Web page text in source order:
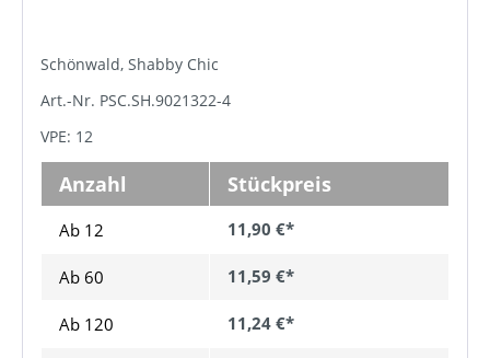
Schönwald, Shabby Chic
Art.-Nr. PSC.SH.9021322-4
VPE: 12
Anzahl Stückpreis
Ab 12 11,90 €*
Ab 60 11,59 €*
Ab 120 11,24 €*